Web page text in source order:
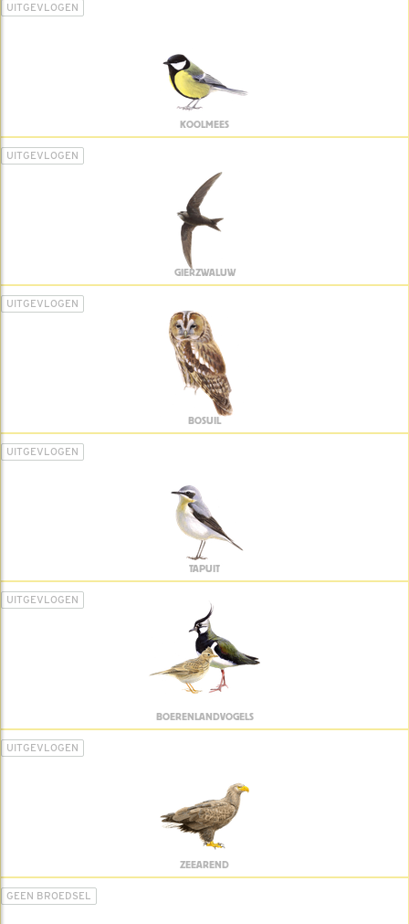
UITGEVLOGEN
KOOLMEES
UITGEVLOGEN
GIERZWALUW
UITGEVLOGEN
BOSUIL
UITGEVLOGEN
TAPUIT
UITGEVLOGEN
BOERENLANDVOGELS
UITGEVLOGEN
ZEEAREND
GEEN BROEDSEL